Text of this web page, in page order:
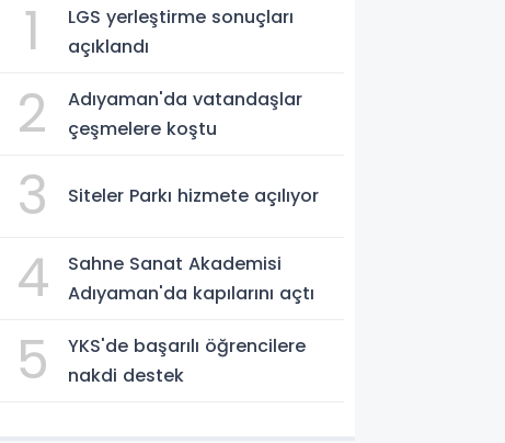
1
LGS yerleştirme sonuçları
açıklandı
2
Adıyaman'da vatandaşlar
çeşmelere koştu
3 Siteler Parkı hizmete açılıyor
4
Sahne Sanat Akademisi
Adıyaman'da kapılarını açtı
5
YKS'de başarılı öğrencilere
nakdi destek